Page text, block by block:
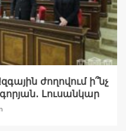
ժողովում ի՞նչ
Լուսանկար